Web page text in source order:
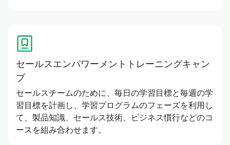
セールスエンパワーメントトレーニングキャン
プ
セールスチームのために、毎日の学習目標と毎週の学
習目標を計画し、学習プログラムのフェーズを利用し
て、製品知識、セールス技術、ビジネス慣行などのコ
ースを組み合わせます。